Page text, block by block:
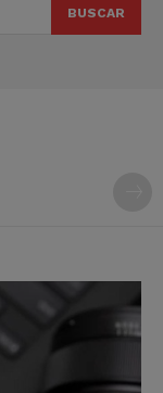
BUSCAR